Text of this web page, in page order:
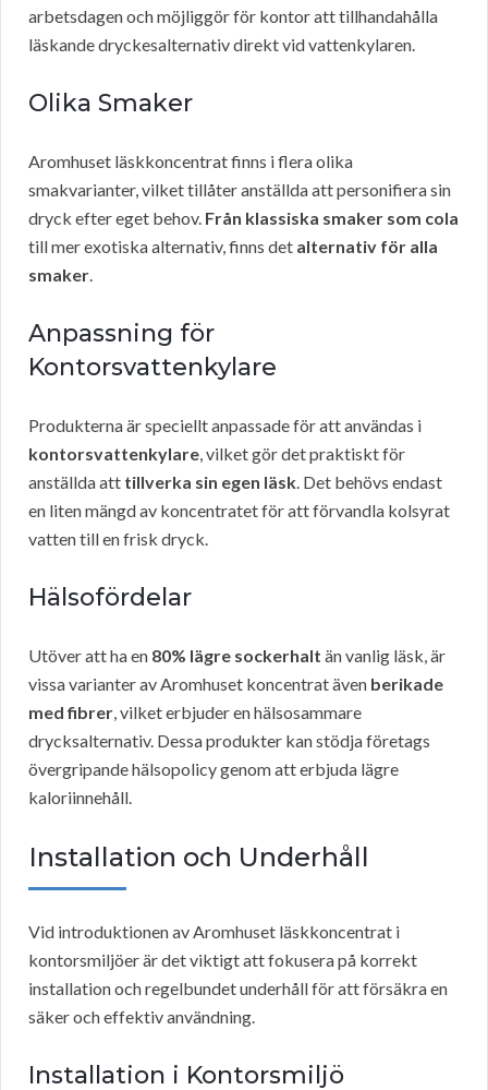
arbetsdagen och möjliggör för kontor att tillhandahålla
läskande dryckesalternativ direkt vid vattenkylaren.
Olika Smaker
Aromhuset läskkoncentrat finns i flera olika
smakvarianter, vilket tillåter anställda att personifiera sin
dryck efter eget behov. Från klassiska smaker som cola
till mer exotiska alternativ, finns det alternativ för alla
smaker.
Anpassning för
Kontorsvattenkylare
Produkterna är speciellt anpassade för att användas i
kontorsvattenkylare, vilket gör det praktiskt för
anställda att tillverka sin egen läsk. Det behövs endast
en liten mängd av koncentratet för att förvandla kolsyrat
vatten till en frisk dryck.
Hälsofördelar
Utöver att ha en 80% lägre sockerhalt än vanlig läsk, är
vissa varianter av Aromhuset koncentrat även berikade
med fibrer, vilket erbjuder en hälsosammare
drycksalternativ. Dessa produkter kan stödja företags
övergripande hälsopolicy genom att erbjuda lägre
kaloriinnehåll.
Installation och Underhåll
Vid introduktionen av Aromhuset läskkoncentrat i
kontorsmiljöer är det viktigt att fokusera på korrekt
installation och regelbundet underhåll för att försäkra en
säker och effektiv användning.
Installation i Kontorsmiljö